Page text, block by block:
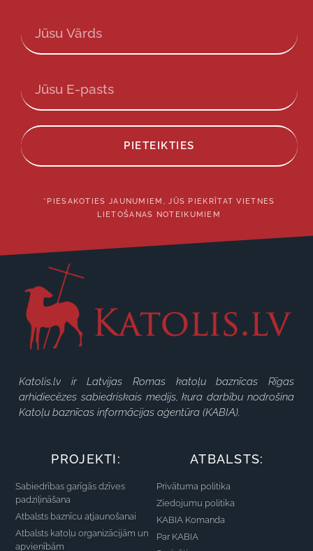
PIETEIKTIES
*PIESAKOTIES JAUNUMIEM, JŪS PIEKRĪTAT VIETNES
LIETOŠANAS NOTEIKUMIEM
Katolis.lv ir Latvijas Romas katoļu baznīcas Rīgas
arhidiecēzes sabiedriskais medijs, kura darbību nodrošina
Katoļu baznīcas informācijas aģentūra (KABIA).
PROJEKTI:
Sabiedrības garīgās dzīves
padziļināšana
Atbalsts baznīcu atjaunošanai
Atbalsts katoļu organizācijām un
apvienībām
ATBALSTS:
Privātuma politika
Ziedojumu politika
KABIA Komanda
Par KABIA